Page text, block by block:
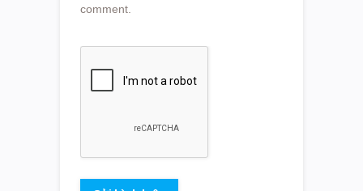
comment.